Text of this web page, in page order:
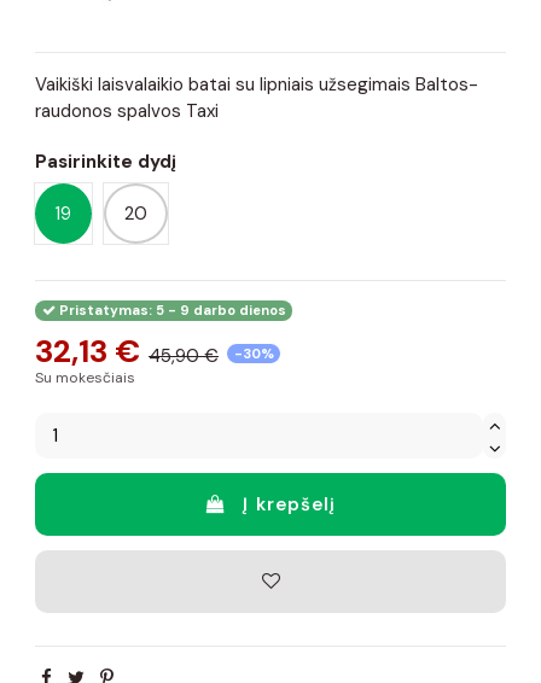
Vaikiški laisvalaikio batai su lipniais užsegimais Baltos-
raudonos spalvos Taxi
Pasirinkite dydį
19 20
Pristatymas: 5 - 9 darbo dienos
32,13 € 45,90 € -30%
Su mokesčiais
Į krepšelį